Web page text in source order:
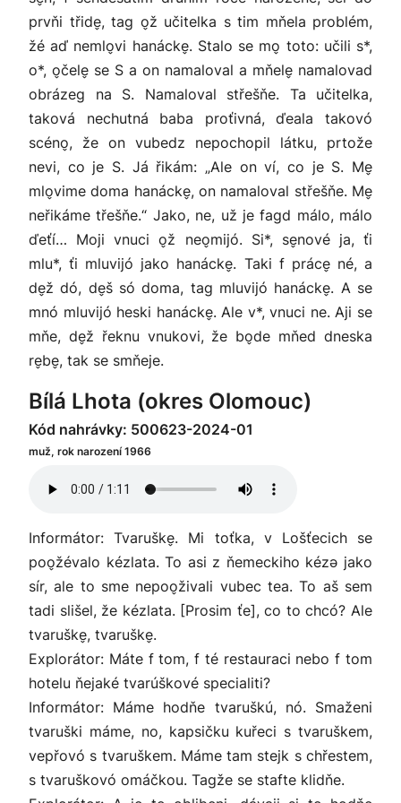
prvňi třide̬, tag o̬ž učitelka s tim mňela problém,
žé aď nemlo̬vi hanácke̬. Stalo se mo̬ toto: učili s*,
o*, o̬čele̬ se S a on namaloval a mňele̬ namalovad
obrázeg na S. Namaloval střešňe. Ta učitelka,
taková nechutná baba proťivná, ďeala takovó
scéno̬, že on vubedz nepochopil látku, prtože
nevi, co je S. Já řikám: „Ale on ví, co je S. Me̬
mlo̬vime doma hanácke̬, on namaloval střešňe. Me̬
neřikáme třešňe.“ Jako, ne, už je fagd málo, málo
ďeťí… Moji vnuci o̬ž neo̬mijó. Si*, se̬nové ja, ťi
mlu*, ťi mluvijó jako hanácke̬. Taki f práce̬ né, a
de̬ž dó, de̬š só doma, tag mluvijó hanácke̬. A se
mnó mluvijó heski hanácke̬. Ale v*, vnuci ne. Aji se
mňe, de̬ž řeknu vnukovi, že bo̬de mňed dneska
re̬be̬, tak se smňeje.
Bílá Lhota (okres Olomouc)
Kód nahrávky: 500623-2024-01
muž, rok narození 1966
Informátor: Tvaruške̬. Mi toťka, v Lošťecich se
poo̬žévalo kézlata. To asi z ňemeckiho kézə jako
sír, ale to sme nepoo̬živali vubec tea. To aš sem
tadi slišel, že kézlata. [Prosim ťe], co to chcó? Ale
tvaruške̬, tvaruške̬.
Explorátor: Máte f tom, f té restauraci nebo f tom
hotelu ňejaké tvarúškové specialiti?
Informátor: Máme hodňe tvaruškú, nó. Smaženi
tvaruški máme, no, kapsičku kuřeci s tvaruškem,
vepřovó s tvaruškem. Máme tam stejk s chřestem,
s tvaruškovó omáčkou. Tagže se stafte klidňe.